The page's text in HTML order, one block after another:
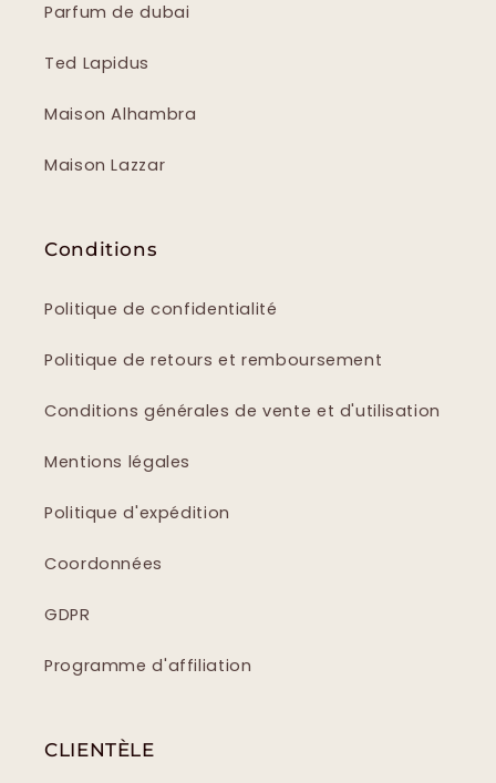
Parfum de dubai
Ted Lapidus
Maison Alhambra
Maison Lazzar
Conditions
Politique de confidentialité
Politique de retours et remboursement
Conditions générales de vente et d'utilisation
Mentions légales
Politique d'expédition
Coordonnées
GDPR
Programme d'affiliation
CLIENTÈLE